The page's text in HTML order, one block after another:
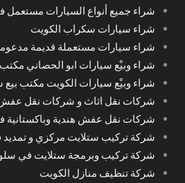
شراء جميع أنواع السيارات مستعمل
شراء سيارات سكراب الكويت
شراء سيارات مستعملة قديمة
شراء وبيْع سيارات ابو الحصاني
شراء وبيْع سيارات الكويت مكتب بيع
شركات نقل اثاث و شركات نقل عفش
شركات نقل عفش هندية وباكستانية
شركة تركيب ستلايت مركزي و
شركة تركيب وبرمجة ستلايت في
شركة تنظيف منازل الكويت